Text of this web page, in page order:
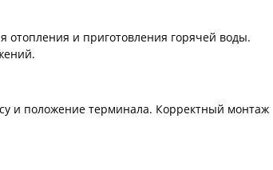
отопления и приготовления горячей воды.
и положение терминала. Корректный монтаж